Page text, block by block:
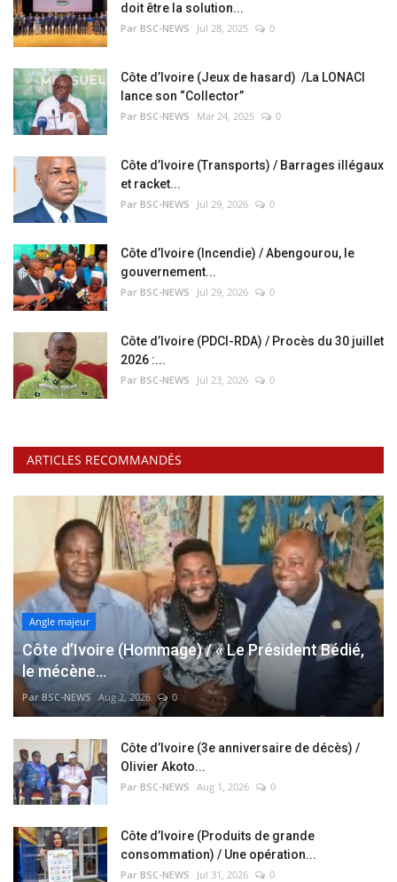
doit être la solution...
Par BSC-NEWS Jul 28, 2025 0
Côte d’Ivoire (Jeux de hasard) /La LONACI
lance son “Collector”
Par BSC-NEWS Mar 24, 2025 0
Côte d’Ivoire (Transports) / Barrages illégaux
et racket...
Par BSC-NEWS Jul 29, 2026 0
Côte d’Ivoire (Incendie) / Abengourou, le
gouvernement...
Par BSC-NEWS Jul 29, 2026 0
Côte d’Ivoire (PDCI-RDA) / Procès du 30 juillet
2026 :...
Par BSC-NEWS Jul 23, 2026 0
ARTICLES RECOMMANDÉS
Angle majeur
Côte d’Ivoire (Hommage) / « Le Président Bédié,
le mécène...
Par BSC-NEWS Aug 2, 2026 0
Côte d’Ivoire (3e anniversaire de décès) /
Olivier Akoto...
Par BSC-NEWS Aug 1, 2026 0
Côte d’Ivoire (Produits de grande
consommation) / Une opération...
Par BSC-NEWS Jul 31, 2026 0